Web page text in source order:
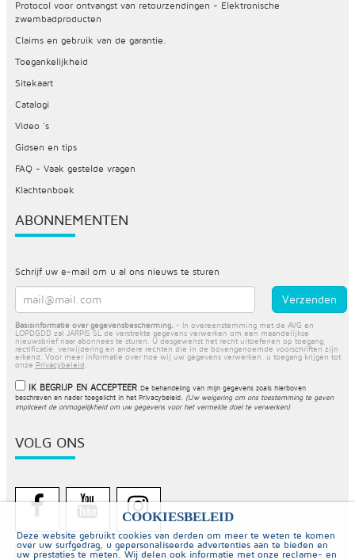
COOKIESBELEID
Deze website gebruikt cookies van derden om meer te weten te komen
over uw surfgedrag, u gepersonaliseerde advertenties aan te bieden en
uw prestaties te meten. Wij delen ook informatie met onze reclame- en
Protocol voor ontvangst van retourzendingen - Elektronische
zwembadproducten
Claims en gebruik van de garantie.
Toegankelijkheid
Sitekaart
Catalogi
Video 's
Gidsen en tips
FAQ - Vaak gestelde vragen
Klachtenboek
ABONNEMENTEN
Schrijf uw e-mail om u al ons nieuws te sturen
Basisinformatie over gegevensbescherming. - In overeenstemming met de AVG en
LOPDGDD zal JARPIS SL de verstrekte gegevens verwerken om een maandelijkse
nieuwsbrief naar abonnees te sturen. U desgewenst het recht uitoefenen op toegang,
rectificatie, verwijdering en andere rechten die in de bovengenoemde voorschriften zijn
erkend. Voor meer informatie over hoe wij uw gegevens verwerken, u toegang krijgen tot
onze Privacybeleid
IK BEGRIJP EN ACCEPTEER De behandeling van mijn gegevens zoals hierboven
beschreven en nader toegelicht in het Privacybeleid.
(Uw weigering om ons toestemming te geven
impliceert de onmogelijkheid om uw gegevens voor het vermelde doel te verwerken)
VOLG ONS